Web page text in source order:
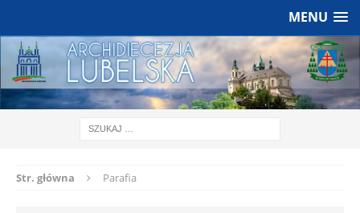
MENU
Str. główna Parafia